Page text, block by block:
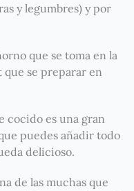
y legumbres) y por
que se toma en la
que se preparar en
cocido es una gran
puedes añadir todo
delicioso.
de las muchas que